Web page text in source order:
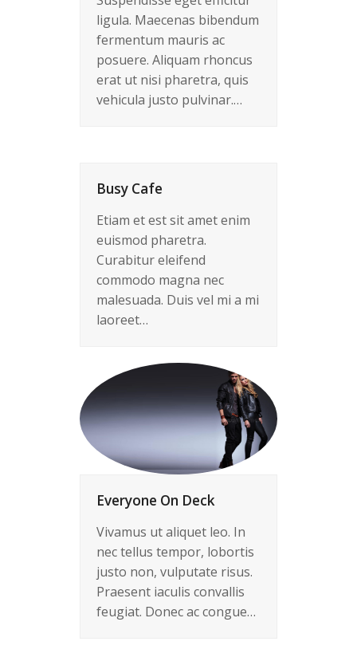
ligula. Maecenas bibendum
fermentum mauris ac
posuere. Aliquam rhoncus
erat ut nisi pharetra, quis
vehicula justo pulvinar.…
Busy Cafe
Etiam et est sit amet enim
euismod pharetra.
Curabitur eleifend
commodo magna nec
malesuada. Duis vel mi a mi
laoreet…
Everyone On Deck
Vivamus ut aliquet leo. In
nec tellus tempor, lobortis
justo non, vulputate risus.
Praesent iaculis convallis
feugiat. Donec ac congue…